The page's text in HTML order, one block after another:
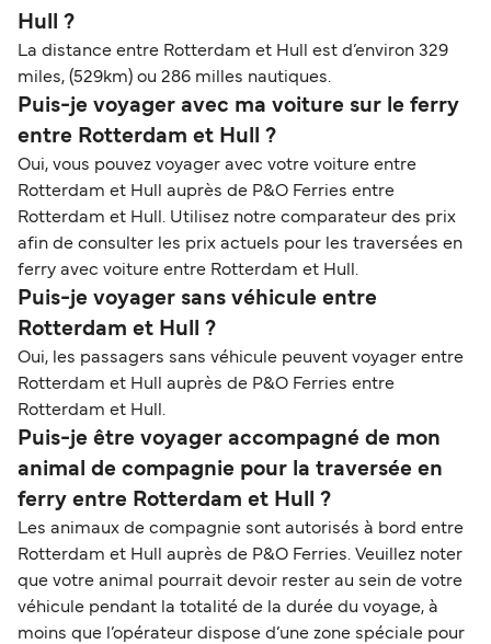
Hull ?
La distance entre Rotterdam et Hull est d’environ 329
miles, (529km) ou 286 milles nautiques.
Puis-je voyager avec ma voiture sur le ferry
entre Rotterdam et Hull ?
Oui, vous pouvez voyager avec votre voiture entre
Rotterdam et Hull auprès de P&O Ferries entre
Rotterdam et Hull. Utilisez notre comparateur des prix
afin de consulter les prix actuels pour les traversées en
ferry avec voiture entre Rotterdam et Hull.
Puis-je voyager sans véhicule entre
Rotterdam et Hull ?
Oui, les passagers sans véhicule peuvent voyager entre
Rotterdam et Hull auprès de P&O Ferries entre
Rotterdam et Hull.
Puis-je être voyager accompagné de mon
animal de compagnie pour la traversée en
ferry entre Rotterdam et Hull ?
Les animaux de compagnie sont autorisés à bord entre
Rotterdam et Hull auprès de P&O Ferries. Veuillez noter
que votre animal pourrait devoir rester au sein de votre
véhicule pendant la totalité de la durée du voyage, à
moins que l’opérateur dispose d’une zone spéciale pour